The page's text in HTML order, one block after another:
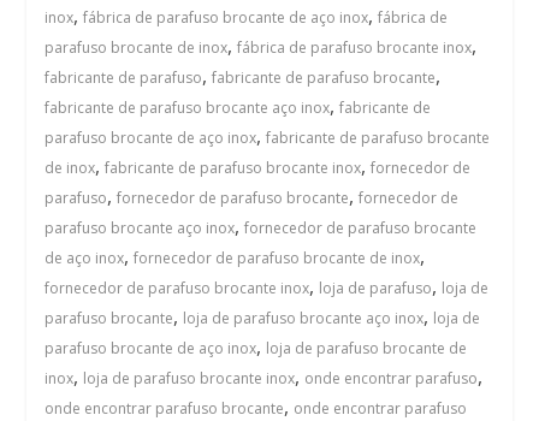
inox,fábrica de parafuso brocante de aço inox,fábrica de
parafuso brocante de inox,fábrica de parafuso brocante inox,
fabricante de parafuso,fabricante de parafuso brocante,
fabricante de parafuso brocante aço inox,fabricante de
parafuso brocante de aço inox,fabricante de parafuso brocante
de inox,fabricante de parafuso brocante inox,fornecedor de
parafuso,fornecedor de parafuso brocante,fornecedor de
parafuso brocante aço inox,fornecedor de parafuso brocante
de aço inox,fornecedor de parafuso brocante de inox,
fornecedor de parafuso brocante inox, loja de parafuso, loja de
parafuso brocante, loja de parafuso brocante aço inox, loja de
parafuso brocante de aço inox, loja de parafuso brocante de
inox, loja de parafuso brocante inox, onde encontrar parafuso,
onde encontrar parafuso brocante, onde encontrar parafuso